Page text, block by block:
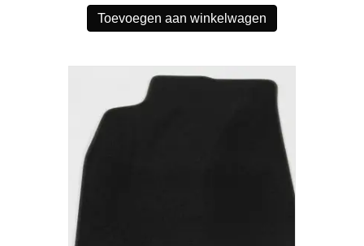
Toevoegen aan winkelwagen